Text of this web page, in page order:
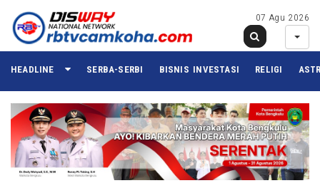
07 Agu 2026
HEADLINE SERBA-SERBI BISNIS INVESTASI RELIGI